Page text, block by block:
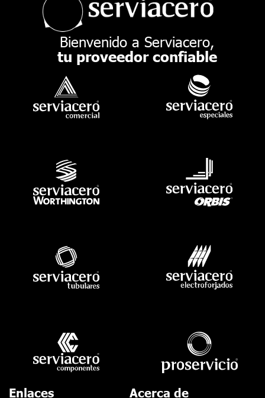
Bienvenido a Serviacero,
tu proveedor confiable
Enlaces Acerca de